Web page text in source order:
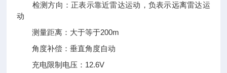
检测方向：正表示靠近雷达运动，负表示远离雷达运
动
测量距离：大于等于200m
角度补偿：垂直角度自动
充电限制电压：12.6V